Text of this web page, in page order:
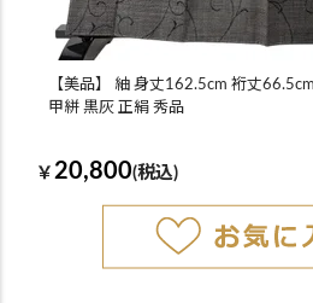
【美品】 紬 身丈162.5cm 裄丈
甲絣 黒灰 正絹 秀品
￥ 20,800(税込)